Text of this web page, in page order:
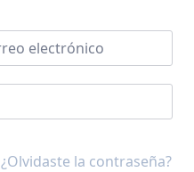
¿Olvidaste la contraseña?